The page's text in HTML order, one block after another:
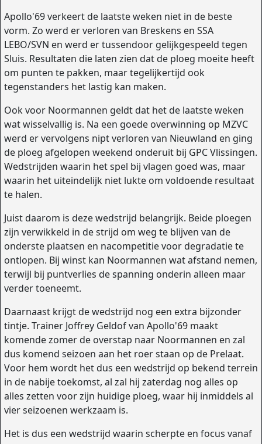
Apollo'69 verkeert de laatste weken niet in de beste
vorm. Zo werd er verloren van Breskens en SSA
LEBO/SVN en werd er tussendoor gelijkgespeeld tegen
Sluis. Resultaten die laten zien dat de ploeg moeite heeft
om punten te pakken, maar tegelijkertijd ook
tegenstanders het lastig kan maken.
Ook voor Noormannen geldt dat het de laatste weken
wat wisselvallig is. Na een goede overwinning op MZVC
werd er vervolgens nipt verloren van Nieuwland en ging
de ploeg afgelopen weekend onderuit bij GPC Vlissingen.
Wedstrijden waarin het spel bij vlagen goed was, maar
waarin het uiteindelijk niet lukte om voldoende resultaat
te halen.
Juist daarom is deze wedstrijd belangrijk. Beide ploegen
zijn verwikkeld in de strijd om weg te blijven van de
onderste plaatsen en nacompetitie voor degradatie te
ontlopen. Bij winst kan Noormannen wat afstand nemen,
terwijl bij puntverlies de spanning onderin alleen maar
verder toeneemt.
Daarnaast krijgt de wedstrijd nog een extra bijzonder
tintje. Trainer Joffrey Geldof van Apollo'69 maakt
komende zomer de overstap naar Noormannen en zal
dus komend seizoen aan het roer staan op de Prelaat.
Voor hem wordt het dus een wedstrijd op bekend terrein
in de nabije toekomst, al zal hij zaterdag nog alles op
alles zetten voor zijn huidige ploeg, waar hij inmiddels al
vier seizoenen werkzaam is.
Het is dus een wedstrijd waarin scherpte en focus vanaf